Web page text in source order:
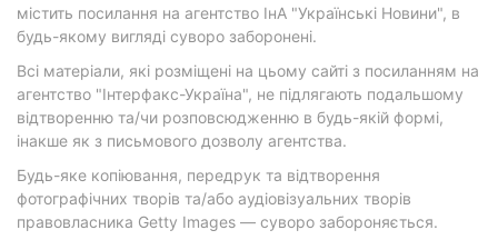
містить посилання на агентство ІнА "Українські Новини", в
будь-якому вигляді суворо заборонені.
Всі матеріали, які розміщені на цьому сайті з посиланням на
агентство "Інтерфакс-Україна", не підлягають подальшому
відтворенню та/чи розповсюдженню в будь-якій формі,
інакше як з письмового дозволу агентства.
Будь-яке копіювання, передрук та відтворення
фотографічних творів та/або аудіовізуальних творів
правовласника Getty Images — суворо забороняється.